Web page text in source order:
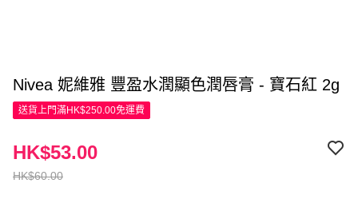
Nivea 妮維雅 豐盈水潤顯色潤唇膏 - 寶石紅 2g
送貨上門滿HK$250.00免運費
HK$60.00
HK$53.00